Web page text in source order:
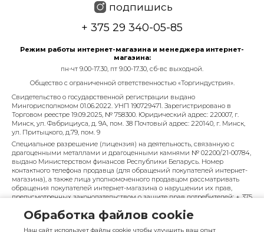
подпишись
+ 375 29 340-05-85
Режим работы интернет-магазина и менеджера интернет-
магазина:
пн-чт 9.00-17.30, пт 9.00-17.30, сб-вс выходной.
Общество с ограниченной ответственностью «Торгиндустрия».
Свидетельство о государственной регистрации выдано
Мингорисполкомом 01.06.2022. УНП 190729471. Зарегистрировано в
Торговом реестре 19.09.2025, № 758300. Юридический адрес: 220007, г.
Минск, ул. Фабрициуса, д. 9А, пом. 38 Почтовый адрес: 220140, г. Минск,
ул. Притыцкого, д.79, пом. 9
Специальное разрешение (лицензия) на деятельность, связанную с
драгоценными металлами и драгоценными камнями № 02200/21-00784,
выдано Министерством финансов Республики Беларусь. Номер
контактного телефона продавца (для обращений покупателей интернет-
магазина), а также лица уполномоченного продавцом рассматривать
обращения покупателей интернет-магазина о нарушении их прав,
предусмотренных законодательством о защите прав потребителей: + 375
управления по работе с обращениями граждан и юридических лиц
Минского городского исполнительного комитета, администрация
Обработка файлов cookie
Наш сайт использует файлы cookie чтобы улучшить ваш опыт